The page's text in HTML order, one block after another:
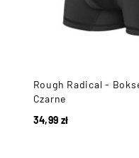
Rough Radical -
Czarne
34,99 zł